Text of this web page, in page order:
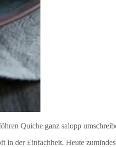
Quiche ganz salopp
in der Einfachheit. Heute